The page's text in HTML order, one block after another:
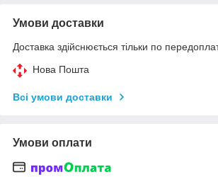
Умови доставки
Доставка здійснюється тільки по
Нова Пошта
Всі умови доставки
Умови оплати